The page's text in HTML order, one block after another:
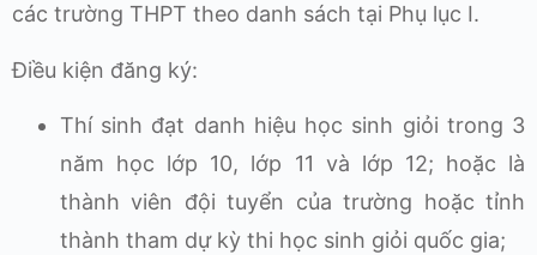
các trường THPT theo danh sách tại Phụ lục I.
Điều kiện đăng ký:
Thí sinh đạt danh hiệu học sinh giỏi trong 3
năm học lớp 10, lớp 11 và lớp 12; hoặc là
thành viên đội tuyển của trường hoặc tỉnh
thành tham dự kỳ thi học sinh giỏi quốc gia;